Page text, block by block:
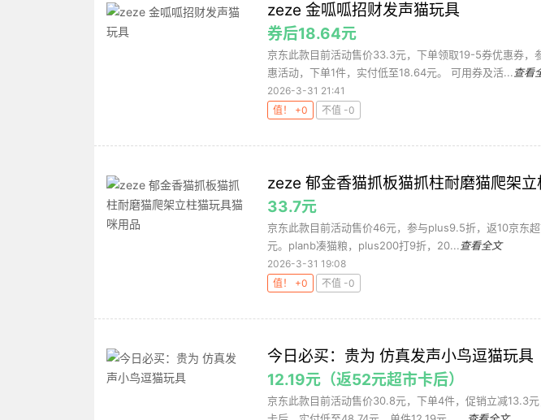
zeze 金呱呱招财发声猫玩具
券后18.64元
京东此款目前活动售价33.3元，下单领取19-5券优惠券，
惠活动，下单1件，实付低至18.64元。 可用券及活... 查看
2026-3-31 21:41
值！ +0
不值 -0
zeze 郁金香猫抓板猫抓柱耐磨猫爬架
33.7元
京东此款目前活动售价46元，参与plus9.5折，返10京东
元。planb凑猫粮，plus200打9折，20... 查看全文
2026-3-31 19:08
值！ +0
不值 -0
今日必买：贵为 仿真发声小鸟逗猫玩具
12.19元（返52元超市卡后）
京东此款目前活动售价30.8元，下单4件，促销立减13.3